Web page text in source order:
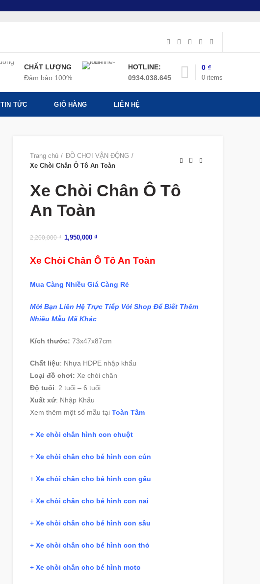
CHẤT LƯỢNG
Đảm bảo 100%
HOTLINE:
0934.038.645
0 items
0 ₫
TIN TỨC GIỎ HÀNG LIÊN HỆ
Trang chủ
ĐỒ CHƠI VẬN ĐỘNG
Xe Chòi Chân Ô Tô An Toàn
Xe Chòi Chân Ô Tô
An Toàn
2,200,000₫ 1,950,000 ₫
Xe Chòi Chân Ô Tô An Toàn
Mua Càng Nhiều Giá Càng Rẻ
Mời Bạn Liên Hệ Trực Tiếp Với Shop Để Biết Thêm
Nhiều Mẫu Mã Khác
Kích thước: 73x47x87cm
Chất liệu: Nhựa HDPE nhập khẩu
Loại đồ chơi: Xe chòi chân
Độ tuổi: 2 tuổi – 6 tuổi
Xuất xứ: Nhập Khẩu
Xem thêm một số mẫu tại Toàn Tâm
+ Xe chòi chân hình con chuột
+ Xe chòi chân cho bé hình con cún
+ Xe chòi chân cho bé hình con gấu
+ Xe chòi chân cho bé hình con nai
+ Xe chòi chân cho bé hình con sâu
+ Xe chòi chân cho bé hình con thỏ
+ Xe chòi chân cho bé hình moto